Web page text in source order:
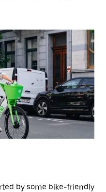
by some bike-friendly